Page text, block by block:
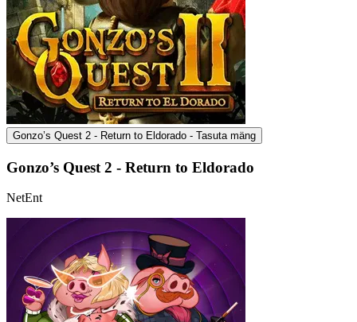
Gonzo’s Quest 2 - Return to Eldorado - Tasuta mäng
Gonzo’s Quest 2 - Return to Eldorado
NetEnt